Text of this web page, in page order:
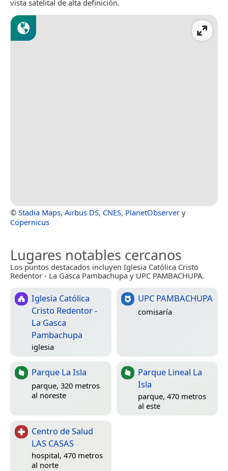
vista satelital de alta definición.
© Stadia Maps, Airbus DS, CNES, PlanetObserver y
Copernicus
Lugares notables cercanos
Los puntos destacados incluyen Iglesia Católica Cristo
Redentor - La Gasca Pambachupa y UPC PAMBACHUPA.
Iglesia Católica
Cristo Redentor -
La Gasca
Pambachupa
iglesia
UPC PAMBACHUPA
comisaría
Parque La Isla
parque, 320 metros
al noreste
Parque Lineal La
Isla
parque, 470 metros
al este
Centro de Salud
LAS CASAS
hospital, 470 metros
al norte